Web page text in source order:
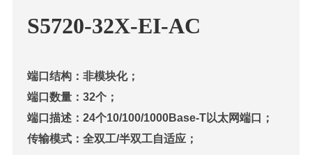
S5720-32X-EI-AC
端口结构：非模块化；
端口数量：32个；
端口描述：24个10/100/1000Base-T以太网端口；
传输模式：全双工/半双工自适应；